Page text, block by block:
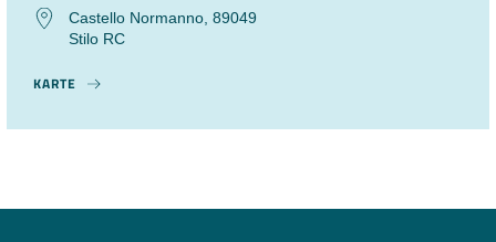
Castello Normanno, 89049
Stilo RC
KARTE